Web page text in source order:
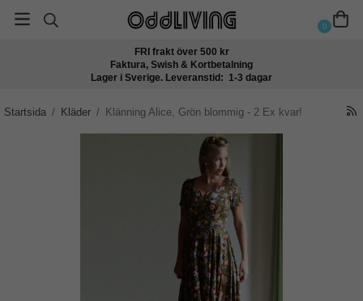
0
FRI frakt över 500 kr
Faktura, Swish & Kortbetalning
Lager i Sverige. Leveranstid: 1-3 dagar
Startsida / Kläder / Klänning Alice, Grön blommig - 2 Ex kvar!